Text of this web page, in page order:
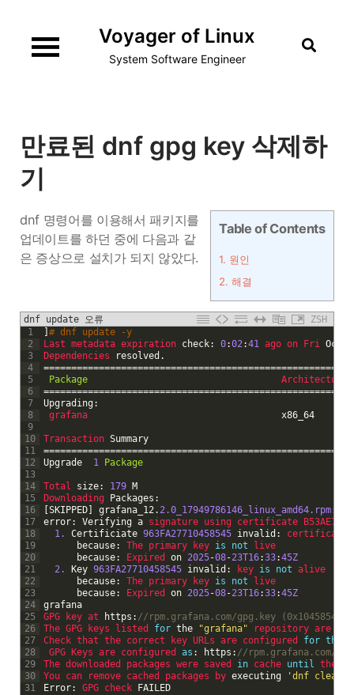
content
Voyager of Linux
System Software Engineer
만료된 dnf gpg key 삭제하
기
Table of Contents
1. 원인
2. 해결
dnf 명령어를 이용해서 패키지를
업데이트를 하던 중에 다음과 같
은 증상으로 설치가 되지 않았다.
dnf update 오류
ZSH
1
2
3
4
5
6
7
8
9
10
11
12
13
14
15
16
17
18
19
20
21
22
23
24
25
26
27
28
29
30
31
# dnf update -y
Last metadata expiration check: 0:02:41 ago on Fri Oct
Dependencies
resolved .
======================================================
Package
======================================================
Upgrading :
grafana x86 64
Transaction Summary
======================================================
Upgrade
1 Package
Total size: 179 M
Downloading
Packages :
SKIPPED grafana_12.2.0_17949786146_linux_amd64.rpm:
error: Verifying a signature using certificate
1.
Certificiate 963FA27710458545 invalid : certificate
because: The primary key is not
live
because: Expired on 2025-08-23T16:33:45Z
2.
Key 963FA27710458545 invalid : key is not alive
because: The primary key is not
live
because: Expired on 2025-08-23T16:33:45Z
grafana
GPG
key at https : //rpm.grafana.com/gpg.key
The GPG keys listed for the "grafana" repository are
Check that the correct key URLs are configured for this
GPG
Keys are configured as : https : //rpm.grafana.com/
The downloaded packages were saved in cache until the
You can remove cached packages by executing
'dnf clean
Error: GPG check FAILED